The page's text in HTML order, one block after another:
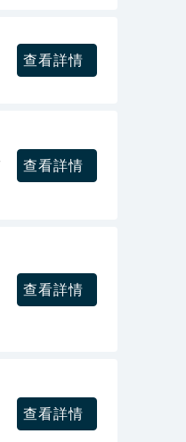
查看詳情
查看詳情
查看詳情
查看詳情